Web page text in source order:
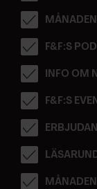
F&F:S
INFO OM
F&F:S